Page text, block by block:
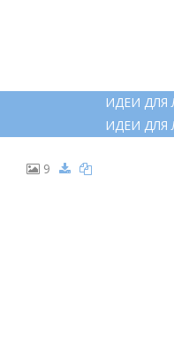
ИДЕИ ДЛЯ
ИДЕИ ДЛЯ
9